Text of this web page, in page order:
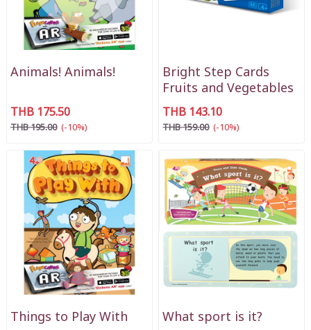
Animals! Animals!
THB 175.50
THB 195.00 (-10%)
Bright Step Cards
Fruits and Vegetables
THB 143.10
THB 159.00 (-10%)
Things to Play With What sport is it?